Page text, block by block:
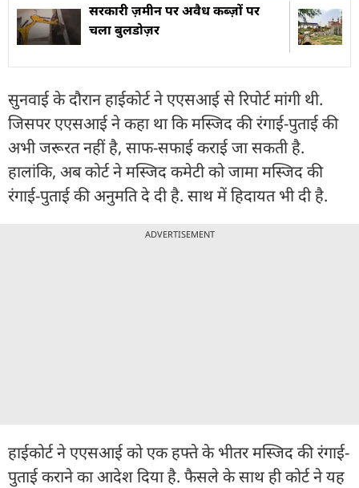
सरकारी ज़मीन पर अवैध कब्ज़ों पर
चला बुलडोज़र
सुनवाई के दौरान हाईकोर्ट ने एएसआई से रिपोर्ट मांगी थी.
जिसपर एएसआई ने कहा था कि मस्जिद की रंगाई-पुताई की
अभी जरूरत नहीं है, साफ-सफाई कराई जा सकती है.
हालांकि, अब कोर्ट ने मस्जिद कमेटी को जामा मस्जिद की
रंगाई-पुताई की अनुमति दे दी है. साथ में हिदायत भी दी है.
ADVERTISEMENT
हाईकोर्ट ने एएसआई को एक हफ्ते के भीतर मस्जिद की रंगाई-
पुताई कराने का आदेश दिया है. फैसले के साथ ही कोर्ट ने यह